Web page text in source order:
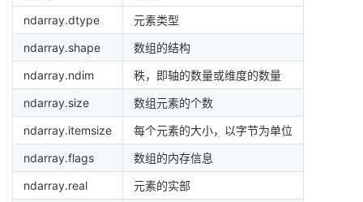
ndarray.dtype
元素类型
ndarray.shape
数组的结构
ndarray.ndim
秩，即轴的数量或维度的数量
ndarray.size
数组元素的个数
ndarray.itemsize
每个元素的大小，以字节为单位
ndarray.flags
数组的内存信息
ndarray.real
元素的实部